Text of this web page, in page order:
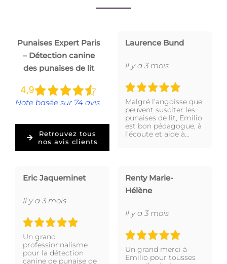
Punaises Expert Paris
– Détection canine
des punaises de lit
Note basée sur 74 avis
Retrouvez tous
nos avis clients
Laurence Bund
Il y a 3 mois
Malgré l’angoisse que
peuvent susciter les
punaises de lit, Emilio
est bon pédagogue, à
l’écoute et aide à…
Eric Jaqueminet
Il y a 3 mois
Un grand
professionnalisme
pour la détection
canine de punaise de
Renty Marie-
Hélène
Il y a 3 mois
Un grand merci à
Emilio pour tousses